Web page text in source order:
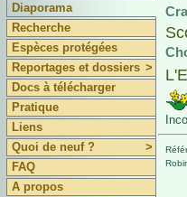
Diaporama
Recherche
Espèces protégées
Reportages et dossiers >
Docs à télécharger
Pratique
Liens
Quoi de neuf ?
>
FAQ
A propos